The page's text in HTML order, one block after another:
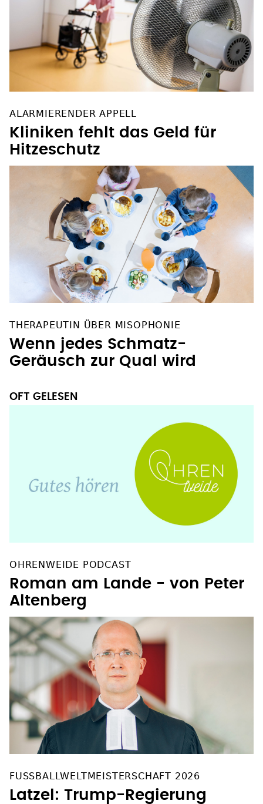
ALARMIERENDER APPELL
Kliniken fehlt das Geld für
Hitzeschutz
THERAPEUTIN ÜBER MISOPHONIE
Wenn jedes Schmatz-
Geräusch zur Qual wird
OFT GELESEN
OHRENWEIDE PODCAST
Roman am Lande - von Peter
Altenberg
FUSSBALLWELTMEISTERSCHAFT 2026
Latzel: Trump-Regierung